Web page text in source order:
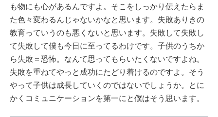
も物にも心があるんですよ。そこをしっかり伝えたらま
た色々変わるんじゃないかなと思います。失敗ありきの
教育っていうのも悪くないと思います。失敗して失敗し
て失敗して僕も今日に至ってるわけです。子供のうちか
ら失敗＝恐怖。なんて思ってもらいたくないですよね。
失敗を重ねてやっと成功にたどり着けるのですよ。そう
やって子供は成長していくのではないでしょうか。とに
かくコミュニケーションを第一にと僕はそう思います。